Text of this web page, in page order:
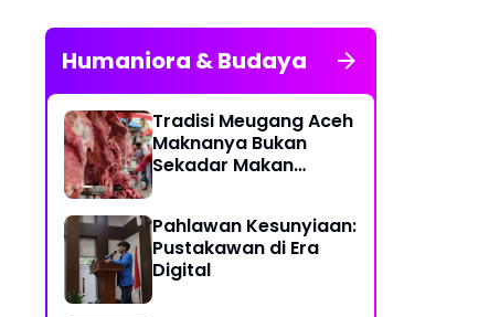
Humaniora & Budaya
Tradisi Meugang Aceh
Maknanya Bukan
Sekadar Makan
Pahlawan Kesunyiaan:
Pustakawan di Era
Digital